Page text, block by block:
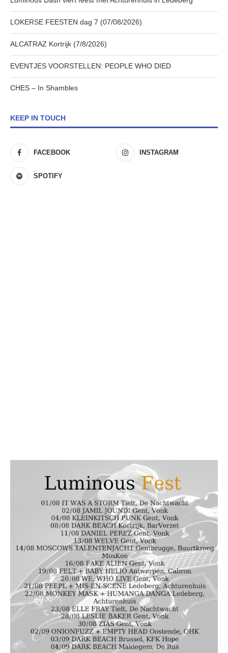
LOKERSE FEESTEN dag 7 (07/08/2026)
ALCATRAZ Kortrijk (7/8/2026)
EVENTJES VOORSTELLEN: PEOPLE WHO DIED
CHES – In Shambles
KEEP IN TOUCH
FACEBOOK INSTAGRAM
SPOTIFY